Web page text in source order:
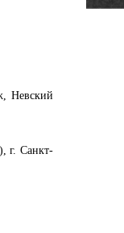
Невский
г. Санкт-